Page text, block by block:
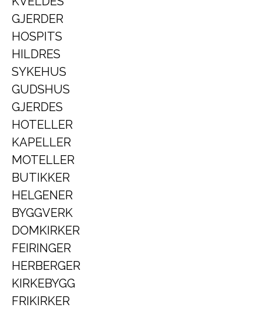
GJERDER
HOSPITS
HILDRES
SYKEHUS
GUDSHUS
GJERDES
HOTELLER
KAPELLER
MOTELLER
BUTIKKER
HELGENER
BYGGVERK
DOMKIRKER
FEIRINGER
HERBERGER
KIRKEBYGG
FRIKIRKER